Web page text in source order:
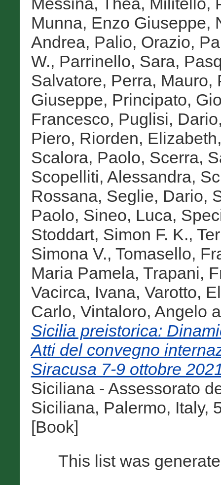
Munna, Enzo Giuseppe,
Andrea, Palio, Orazio,
W., Parrinello, Sara,
Salvatore, Perra, Mauro,
Giuseppe, Principato,
Francesco, Puglisi, Dario
Piero, Riorden, Elizabeth
Scalora, Paolo, Scerra,
Scopelliti, Alessandra,
Rossana, Seglie, Dario,
Paolo, Sineo, Luca,
Stoddart, Simon F. K.,
Simona V., Tomasello,
Maria Pamela, Trapani,
Vacirca, Ivana, Varotto,
Carlo, Vintaloro, Angelo
Sicilia preistorica:
Atti del convegno
Siracusa 7-9 ottobre
Siciliana - Assessorato
Siciliana, Palermo, Italy,
[Book]
This list was